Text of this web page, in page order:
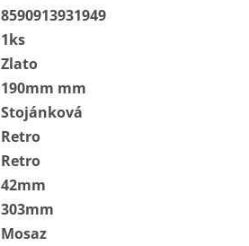
8590913931949
1ks
Zlato
190mm mm
Stojánková
Retro
Retro
42mm
303mm
Mosaz